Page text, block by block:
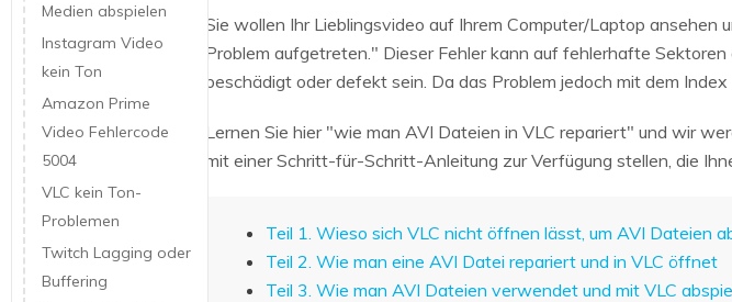
Sie wollen Ihr Lieblingsvideo auf Ihrem Computer/Laptop
Problem aufgetreten." Dieser Fehler kann auf fehlerhafte
beschädigt oder defekt sein. Da das Problem jedoch mit dem
Lernen Sie hier "wie man AVI Dateien in VLC repariert" und wir
mit einer Schritt-für-Schritt-Anleitung zur Verfügung stellen, die
Teil 1. Wieso sich VLC nicht öffnen lässt, um AVI Dateien
Teil 2. Wie man eine AVI Datei repariert und in VLC öffnet
Teil 3. Wie man AVI Dateien verwendet und mit VLC
Medien abspielen
Instagram Video
kein Ton
Amazon Prime
Video Fehlercode
5004
VLC kein Ton-
Problemen
Twitch Lagging oder
Buffering